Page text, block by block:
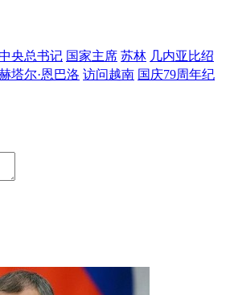
央总书记 国家主席 苏林 几内亚比绍
塔尔·恩巴洛 访问越南 国庆79周年纪